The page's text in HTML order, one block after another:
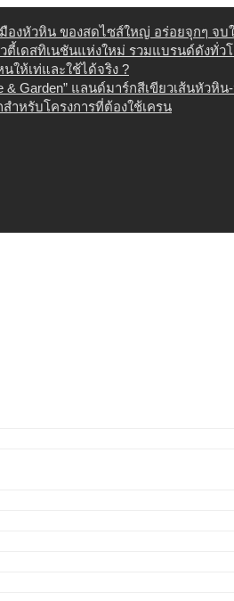
องหัวหิน ของสดไซส์ใหญ่ อร่อยจุกๆ จบ
ตี้เดสทิเนชันแห่งใหม่ รวมแบรนด์ดังทั่ว
ให้เท่และใช้ได้จริง ?
& Garden” แลนด์มาร์กสีเขียวเส้นหัว
สำหรับโครงการที่ต้องใช้เครน